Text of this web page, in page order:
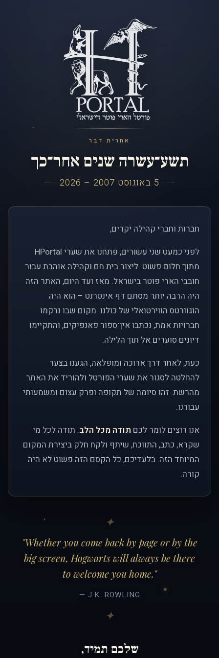
אחרית דבר
תשע־עשרה שנים אחר־כך
5 באוגוסט 2007 – 2026
חברות וחברי קהילה יקרים,
לפני כמעט שני עשורים, פתחנו את שערי HPortal
מתוך חלום פשוט: ליצור בית חם וקהילה אוהבת עבור
חובבי הארי פוטר בישראל. מאז ועד היום, האתר הזה
היה הרבה יותר מסתם דף אינטרנט – הוא היה
הוגוורטס הווירטואלי של כולנו. מקום שבו נרקמו
חברויות אמת, נכתבו אין־ספור פאנפיקים, והתקיימו
דיונים סוערים אל תוך הלילה.
כעת, לאחר דרך ארוכה ומופלאה, הגענו בצער
להחלטה לסגור את שערי הפורטל ולהוריד את האתר
מהרשת. זהו סיומה של תקופה ופרק עצום ומשמעותי
עבורנו.
אנו רוצים לומר לכם תודה מכל הלב. תודה לכל מי
שקרא, כתב, התווכח, שיתף ולקח חלק ביצירת המקום
המיוחד הזה. בלעדיכם, כל הקסם הזה פשוט לא היה
קורה.
"Whether you come back by page or by the
big screen, Hogwarts will always be there
to welcome you home."
— J.K. ROWLING
שלכם תמיד,